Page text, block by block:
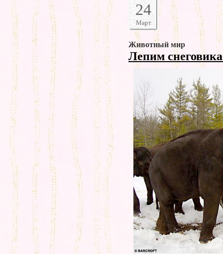
24
Март
Животный мир
Лепим